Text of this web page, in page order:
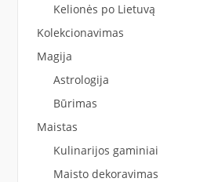
Kelionės po Lietuvą
Kolekcionavimas
Magija
Astrologija
Būrimas
Maistas
Kulinarijos gaminiai
Maisto dekoravimas